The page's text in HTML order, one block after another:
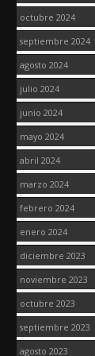
octubre 2024
septiembre 2024
agosto 2024
julio 2024
junio 2024
mayo 2024
abril 2024
marzo 2024
febrero 2024
enero 2024
diciembre 2023
noviembre 2023
octubre 2023
septiembre 2023
agosto 2023